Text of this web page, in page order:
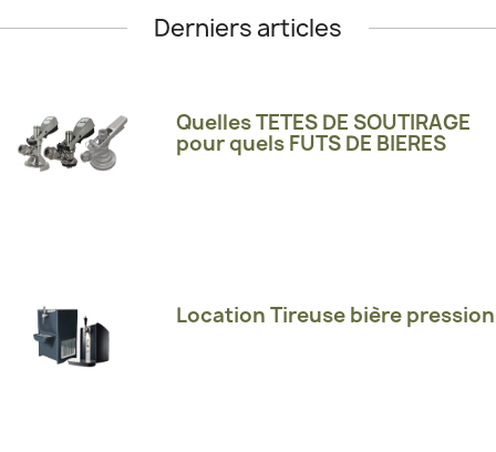
Derniers articles
Quelles TETES DE SOUTIRAGE
pour quels FUTS DE BIERES
Location Tireuse bière pression